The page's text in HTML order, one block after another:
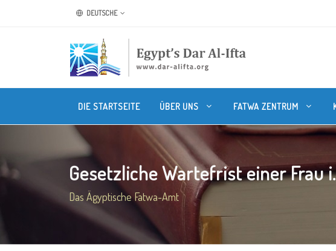
DEUTSCHE
DIE STARTSEITE ÜBER UNS FATWA ZENTRUM
Gesetzliche Wartefrist einer Frau
Das Ägyptische Fatwa-Amt